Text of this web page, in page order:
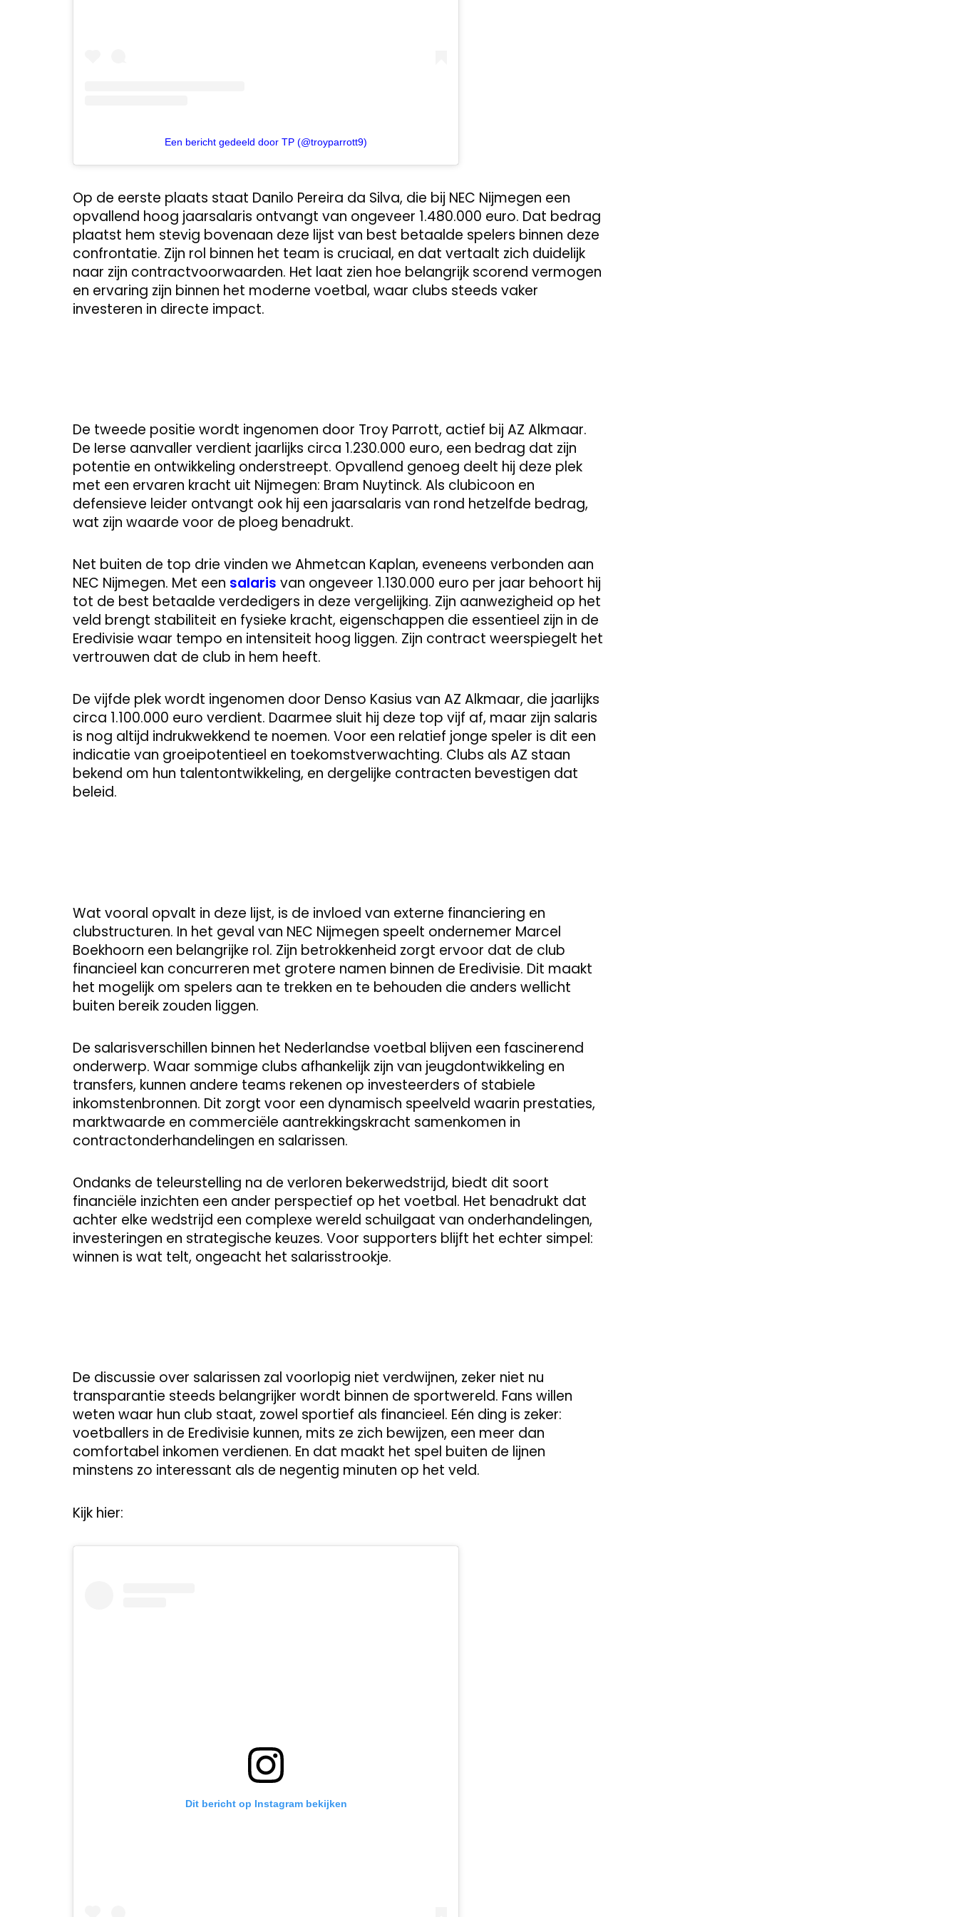
Een bericht gedeeld door TP (@troyparrott9)
Op de eerste plaats staat Danilo Pereira da Silva, die bij NEC Nijmegen een
opvallend hoog jaarsalaris ontvangt van ongeveer 1.480.000 euro. Dat bedrag
plaatst hem stevig bovenaan deze lijst van best betaalde spelers binnen deze
confrontatie. Zijn rol binnen het team is cruciaal, en dat vertaalt zich duidelijk
naar zijn contractvoorwaarden. Het laat zien hoe belangrijk scorend vermogen
en ervaring zijn binnen het moderne voetbal, waar clubs steeds vaker
investeren in directe impact.
De tweede positie wordt ingenomen door Troy Parrott, actief bij AZ Alkmaar.
De Ierse aanvaller verdient jaarlijks circa 1.230.000 euro, een bedrag dat zijn
potentie en ontwikkeling onderstreept. Opvallend genoeg deelt hij deze plek
met een ervaren kracht uit Nijmegen: Bram Nuytinck. Als clubicoon en
defensieve leider ontvangt ook hij een jaarsalaris van rond hetzelfde bedrag,
wat zijn waarde voor de ploeg benadrukt.
Net buiten de top drie vinden we Ahmetcan Kaplan, eveneens verbonden aan
NEC Nijmegen. Met een salaris van ongeveer 1.130.000 euro per jaar behoort hij
tot de best betaalde verdedigers in deze vergelijking. Zijn aanwezigheid op het
veld brengt stabiliteit en fysieke kracht, eigenschappen die essentieel zijn in de
Eredivisie waar tempo en intensiteit hoog liggen. Zijn contract weerspiegelt het
vertrouwen dat de club in hem heeft.
De vijfde plek wordt ingenomen door Denso Kasius van AZ Alkmaar, die jaarlijks
circa 1.100.000 euro verdient. Daarmee sluit hij deze top vijf af, maar zijn salaris
is nog altijd indrukwekkend te noemen. Voor een relatief jonge speler is dit een
indicatie van groeipotentieel en toekomstverwachting. Clubs als AZ staan
bekend om hun talentontwikkeling, en dergelijke contracten bevestigen dat
beleid.
Wat vooral opvalt in deze lijst, is de invloed van externe financiering en
clubstructuren. In het geval van NEC Nijmegen speelt ondernemer Marcel
Boekhoorn een belangrijke rol. Zijn betrokkenheid zorgt ervoor dat de club
financieel kan concurreren met grotere namen binnen de Eredivisie. Dit maakt
het mogelijk om spelers aan te trekken en te behouden die anders wellicht
buiten bereik zouden liggen.
De salarisverschillen binnen het Nederlandse voetbal blijven een fascinerend
onderwerp. Waar sommige clubs afhankelijk zijn van jeugdontwikkeling en
transfers, kunnen andere teams rekenen op investeerders of stabiele
inkomstenbronnen. Dit zorgt voor een dynamisch speelveld waarin prestaties,
marktwaarde en commerciële aantrekkingskracht samenkomen in
contractonderhandelingen en salarissen.
Ondanks de teleurstelling na de verloren bekerwedstrijd, biedt dit soort
financiële inzichten een ander perspectief op het voetbal. Het benadrukt dat
achter elke wedstrijd een complexe wereld schuilgaat van onderhandelingen,
investeringen en strategische keuzes. Voor supporters blijft het echter simpel:
winnen is wat telt, ongeacht het salarisstrookje.
De discussie over salarissen zal voorlopig niet verdwijnen, zeker niet nu
transparantie steeds belangrijker wordt binnen de sportwereld. Fans willen
weten waar hun club staat, zowel sportief als financieel. Eén ding is zeker:
voetballers in de Eredivisie kunnen, mits ze zich bewijzen, een meer dan
comfortabel inkomen verdienen. En dat maakt het spel buiten de lijnen
minstens zo interessant als de negentig minuten op het veld.
Kijk hier:
Dit bericht op Instagram bekijken